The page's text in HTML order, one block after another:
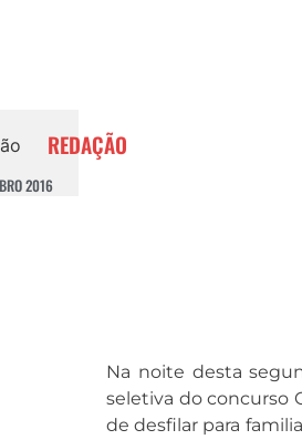
REDAÇÃO
2016
Na noite desta
seletiva do concurso
de desfilar para